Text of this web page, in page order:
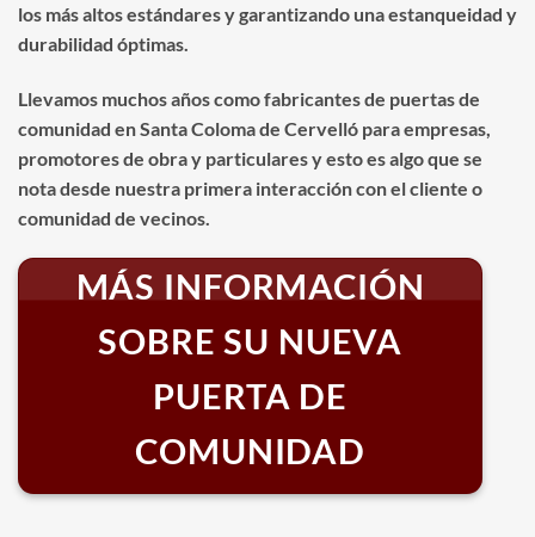
los más altos estándares y garantizando una estanqueidad y
durabilidad óptimas.
Llevamos muchos años como fabricantes de puertas de
comunidad en Santa Coloma de Cervelló para empresas,
promotores de obra y particulares y esto es algo que se
nota desde nuestra primera interacción con el cliente o
comunidad de vecinos.
MÁS INFORMACIÓN
SOBRE SU NUEVA
PUERTA DE
COMUNIDAD